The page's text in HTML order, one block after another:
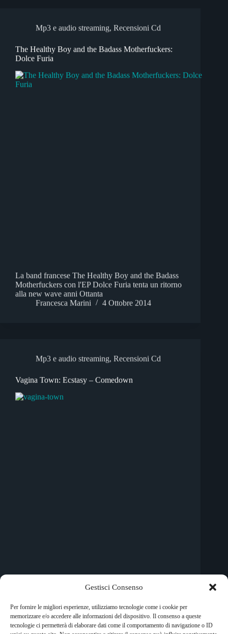
Gestisci Consenso
Per fornire le migliori esperienze, utilizziamo tecnologie come i cookie per
memorizzare e/o accedere alle informazioni del dispositivo. Il consenso a queste
tecnologie ci permetterà di elaborare dati come il comportamento di navigazione o ID
Mp3 e audio streaming, Recensioni Cd
The Healthy Boy and the Badass Motherfuckers:
Dolce Furia
La band francese The Healthy Boy and the Badass
Motherfuckers con l'EP Dolce Furia tenta un ritorno
alla new wave anni Ottanta
Francesca Marini
4 Ottobre 2014
Mp3 e audio streaming, Recensioni Cd
Vagina Town: Ecstasy – Comedown
terzo breve EP, fanno un deciso tuffo nel passato.
Più precisamente un brillante ritorno ad alcune
sonorità british rock anni settanta